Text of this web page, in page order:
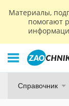
Материалы,
помогают
Справочник